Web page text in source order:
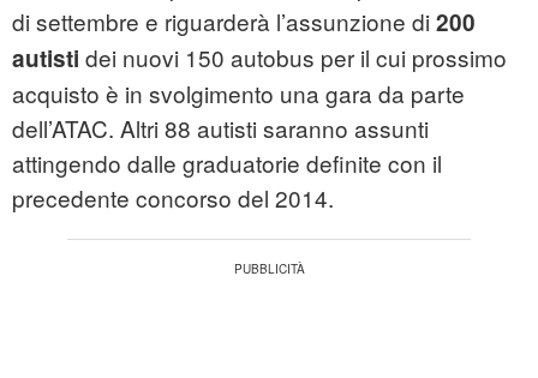
di settembre e riguarderà l’assunzione di 200
autisti dei nuovi 150 autobus per il cui prossimo
acquisto è in svolgimento una gara da parte
dell’ATAC. Altri 88 autisti saranno assunti
attingendo dalle graduatorie definite con il
precedente concorso del 2014.